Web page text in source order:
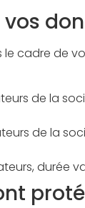
cadre de
de la
de la